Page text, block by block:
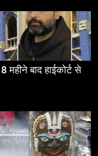
महीने बाद हाईकोर्ट से